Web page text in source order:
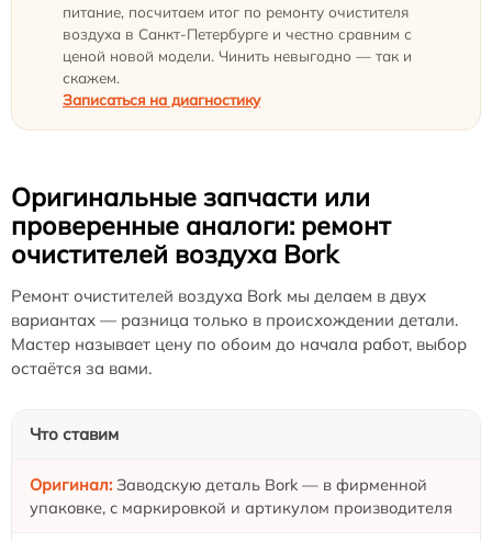
питание, посчитаем итог по ремонту очистителя
воздуха в Санкт-Петербурге и честно сравним с
ценой новой модели. Чинить невыгодно — так и
скажем.
Записаться на диагностику
Оригинальные запчасти или
проверенные аналоги: ремонт
очистителей воздуха Bork
Ремонт очистителей воздуха Bork мы делаем в двух
вариантах — разница только в происхождении детали.
Мастер называет цену по обоим до начала работ, выбор
остаётся за вами.
Что ставим
Заводскую деталь Bork — в фирменной
упаковке, с маркировкой и артикулом производителя